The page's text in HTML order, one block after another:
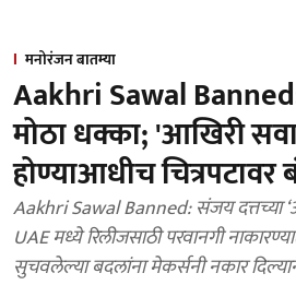
मनोरंजन बातम्या
Aakhri Sawal
मोठा धक्का; 'आखिरी
होण्याआधीच चित्रपटावर
Aakhri Sawal Banned: संजय दत्तच्या
UAE मध्ये रिलीजसाठी परवानगी
सुचवलेल्या बदलांना मेकर्सनी नकार